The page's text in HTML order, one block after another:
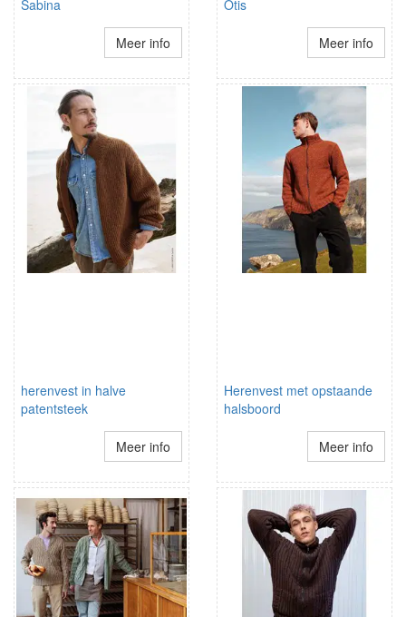
Sabina
Meer info
Otis
Meer info
herenvest in halve
patentsteek
Meer info
Herenvest met opstaande
halsboord
Meer info